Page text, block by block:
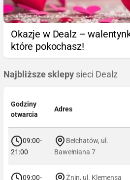
Okazje w Dealz –
które pokochasz!
Najbliższe sklepy sieci Dealz
Godziny
otwarcia
Adres
09:00-
21:00
Bełchatów, ul.
Bawełniana 7
09:00- Żnin, ul. Klemensa